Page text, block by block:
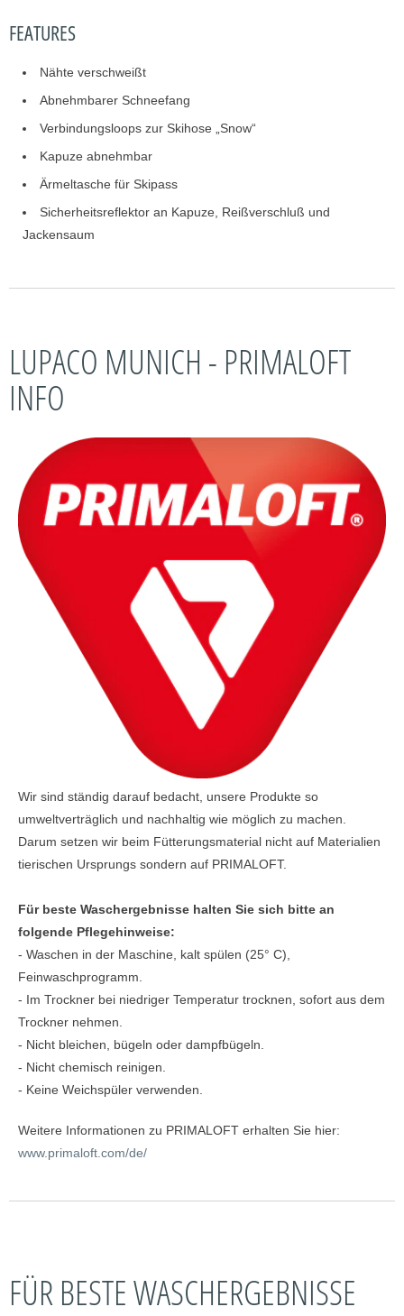
FEATURES
Nähte verschweißt
Abnehmbarer Schneefang
Verbindungsloops zur Skihose „Snow“
Kapuze abnehmbar
Ärmeltasche für Skipass
Sicherheitsreflektor an Kapuze, Reißverschluß und
Jackensaum
LUPACO MUNICH - PRIMALOFT
INFO
Wir sind ständig darauf bedacht, unsere Produkte so
umweltverträglich und nachhaltig wie möglich zu machen.
Darum setzen wir beim Fütterungsmaterial nicht auf Materialien
tierischen Ursprungs sondern auf PRIMALOFT.
Für beste Waschergebnisse halten Sie sich bitte an
folgende Pflegehinweise:
- Waschen in der Maschine, kalt spülen (25° C),
Feinwaschprogramm.
- Im Trockner bei niedriger Temperatur trocknen, sofort aus dem
Trockner nehmen.
- Nicht bleichen, bügeln oder dampfbügeln.
- Nicht chemisch reinigen.
- Keine Weichspüler verwenden.
Weitere Informationen zu PRIMALOFT erhalten Sie hier:
www.primaloft.com/de/
FÜR BESTE WASCHERGEBNISSE